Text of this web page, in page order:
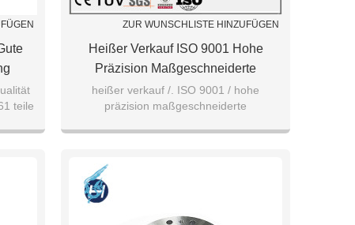
teile
ZUR WUNSCHLISTE HINZUFÜGEN
Heißer Verkauf ISO 9001 Hohe
Präzision Maßgeschneiderte
Bearbeitungsservice
Aluminiumlegierung 7075/5051/6062
Teile
heißer verkauf /. ISO 9001 / hohe
präzision maßgeschneiderte
7075/5051/6062 teile